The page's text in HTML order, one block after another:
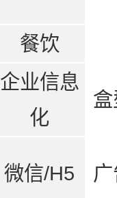
餐饮
企业信息
化
微信/H5